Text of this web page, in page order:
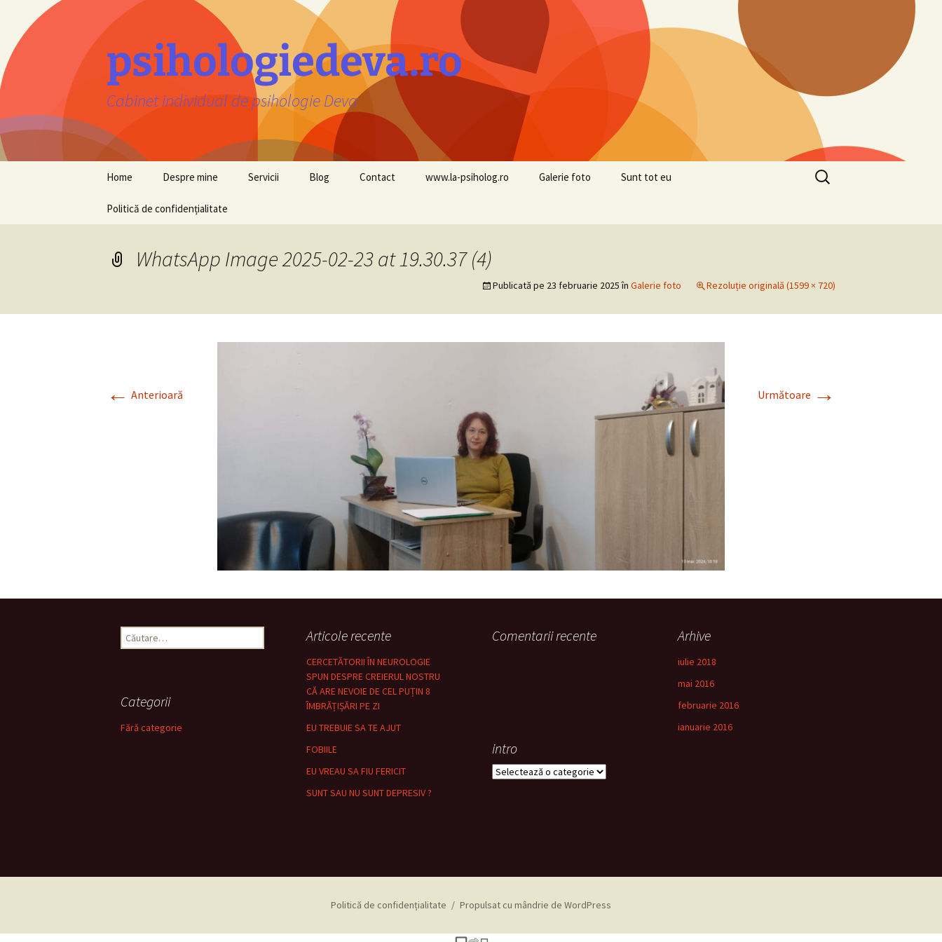
conținut
psihologiedeva.ro
Cabinet individual de psihologie Deva
Home Despre mine Servicii Blog Contact www.la-psiholog.ro Galerie foto Sunt tot eu
Politică de confidențialitate
Caută
după:
WhatsApp Image 2025-02-23 at 19.30.37 (4)
Publicată pe 23 februarie 2025în Galerie foto Rezoluție originală (1599 × 720)
← Anterioară Următoare →
Caută
după:
Articole recente
CERCETĂTORII ÎN NEUROLOGIE
SPUN DESPRE CREIERUL NOSTRU
CĂ ARE NEVOIE DE CEL PUȚIN 8
ÎMBRĂȚIȘĂRI PE ZI
EU TREBUIE SA TE AJUT
FOBIILE
EU VREAU SA FIU FERICIT
SUNT SAU NU SUNT DEPRESIV ?
Comentarii recente Arhive
iulie 2018
mai 2016
februarie 2016
ianuarie 2016
Categorii
Fără categorie
intro
intro
Politică de confidențialitate Propulsat cu mândrie de WordPress